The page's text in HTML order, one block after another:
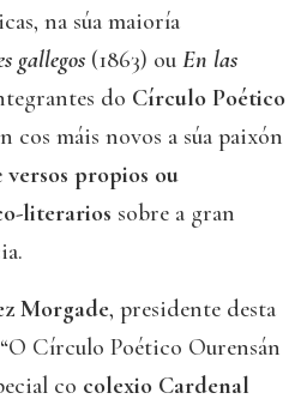
na súa maioría
gallegos (1863) ou En las
do Círculo Poético
cos máis novos a súa paixón
versos propios ou
literarios sobre a gran
Morgade, presidente desta
Círculo Poético Ourensán
co colexio Cardenal